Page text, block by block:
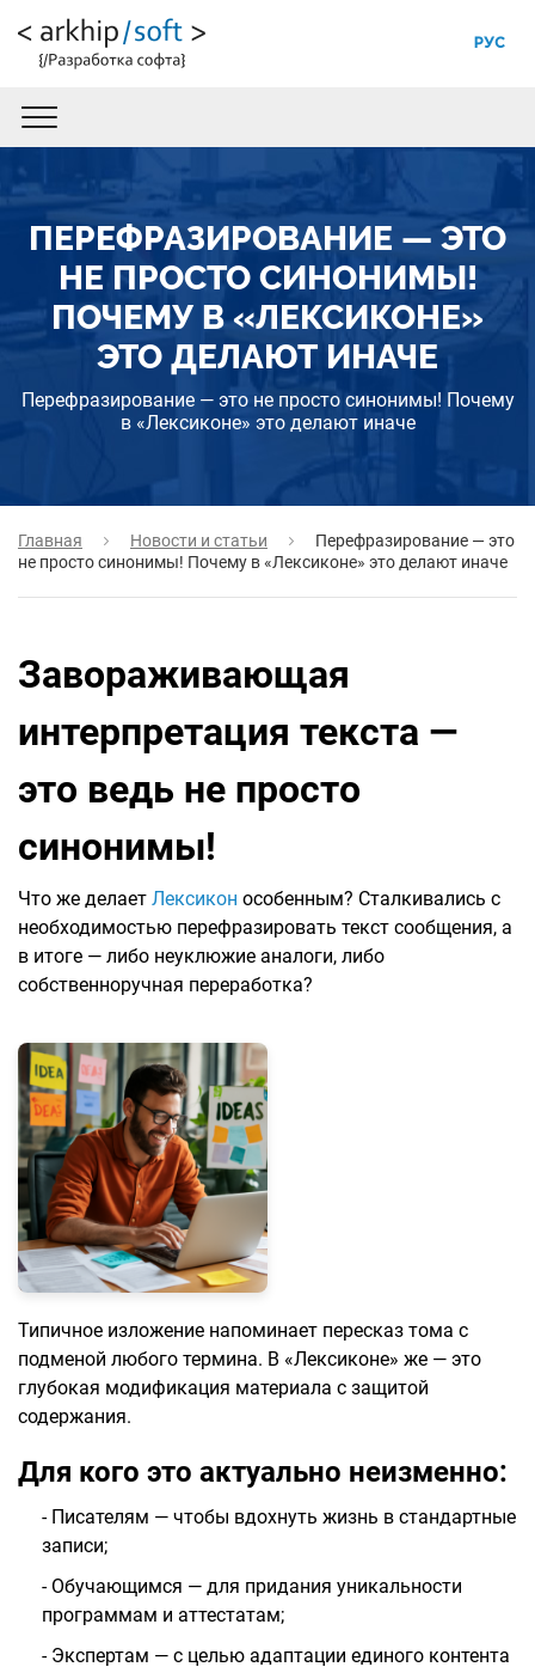
РУС
ПЕРЕФРАЗИРОВАНИЕ — ЭТО
НЕ ПРОСТО СИНОНИМЫ!
ПОЧЕМУ В «ЛЕКСИКОНЕ»
ЭТО ДЕЛАЮТ ИНАЧЕ
Перефразирование — это не просто синонимы! Почему
в «Лексиконе» это делают иначе
Главная Новости и статьи
Перефразирование — это
не просто синонимы! Почему в «Лексиконе» это делают иначе
Завораживающая
интерпретация текста —
это ведь не просто
синонимы!
Что же делает Лексикон особенным? Сталкивались с
необходимостью перефразировать текст сообщения, а
в итоге — либо неуклюжие аналоги, либо
собственноручная переработка?
Типичное изложение напоминает пересказ тома с
подменой любого термина. В «Лексиконе» же — это
глубокая модификация материала с защитой
содержания.
Для кого это актуально неизменно:
- Писателям — чтобы вдохнуть жизнь в стандартные
записи;
- Обучающимся — для придания уникальности
программам и аттестатам;
- Экспертам — с целью адаптации единого контента